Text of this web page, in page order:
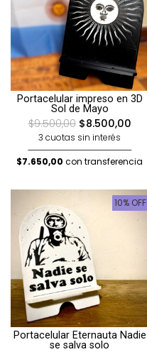
Portacelular impreso en 3D
Sol de Mayo
$9.500,00$8.500,00
3 cuotas sin interés
$7.650,00 con transferencia
10% OFF
Portacelular Eternauta Nadie
se salva solo